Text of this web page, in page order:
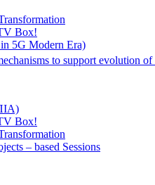
Box!
5G Modern Era)
to support evolution
Box!
– based Sessions